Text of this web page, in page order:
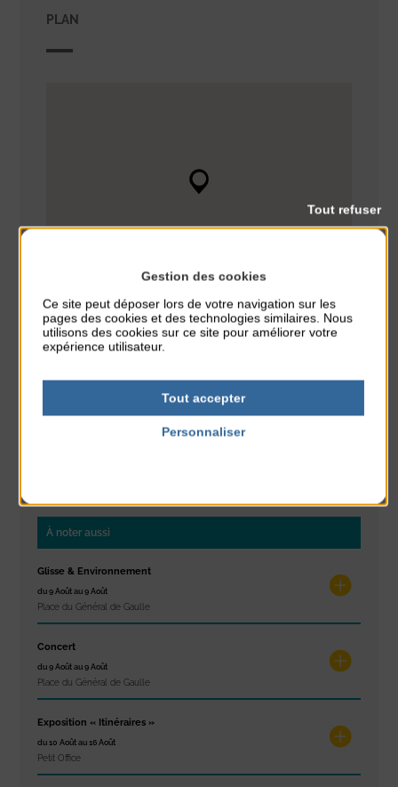
PLAN
À noter aussi
Glisse & Environnement
du 9 Août au 9 Août
Place du Général de Gaulle
Concert
du 9 Août au 9 Août
Place du Général de Gaulle
Exposition « Itinéraires »
du 10 Août au 16 Août
Petit Office
Gestion des cookies
Ce site peut déposer lors de votre navigation sur les
pages des cookies et des technologies similaires. Nous
utilisons des cookies sur ce site pour améliorer votre
expérience utilisateur.
Tout accepter
Tout refuser
Personnaliser